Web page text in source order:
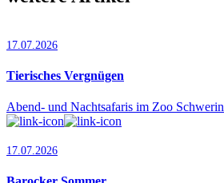
17.07.2026
Tierisches Vergnügen
Abend- und Nachtsafaris im Zoo Schwerin
17.07.2026